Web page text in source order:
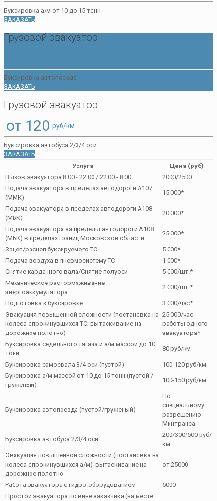
Буксировка а/м от 10 до 15 тонн
ЗАКАЗАТЬ
Грузовой эвакуатор
Буксировка автопоезда
ЗАКАЗАТЬ
Грузовой эвакуатор
от 120 руб/км
Буксировка автобуса 2/3/4 оси
ЗАКАЗАТЬ
Услуга
Цена (руб)
Вызов эвакуатора 8:00 - 22:00 / 22:00 - 8:00
2000/2500
Подача эвакуатора в пределах автодороги А107
(ММК)
15 000*
Подача эвакуатора в пределах автодороги А108
(МБК)
20 000*
Подача эвакуатора за пределы автодороги А108
(МБК) в пределах границ Московской области.
25 000*
Зацеп/расцеп буксируемого ТС
5 000*
Подача воздуха в пневмосистему ТС
1 000*
Снятие карданного вала/Снятие полуоси
5 000/шт.*
Механическое растормаживание
энергоаккумулятора
2 000/шт.*
Подготовка к буксировке
3 000/час*
Эвакуация повышенной сложности (постановка на
колеса опрокинувшихся ТС; вытаскивание на
дорожное полотно)
25 000/час
работы одного
эвакуатора*
Буксировка седельного тягача и а/м массой до 10
тонн
80 руб/км
Буксировка самосвала 3/4 оси (пустой)
100-120 руб/км
Буксировка а/м массой от 10 до 15 тонн (пустой /
груженый)
100-150 руб/км
Буксировка автопоезда (пустой/груженый)
По
специальному
разрешению
Минтранса
Буксировка автобуса 2/3/4 оси
200/300/500 руб/
км
Эвакуация повышенной сложности (постановка на
колеса опрокинувшихся а/м), вытаскивание на
дорожное полотно
от 25000
Работа эвакуатора с гидро-оборудованием
5000
Простой эвакуатора по вине заказчика (на месте